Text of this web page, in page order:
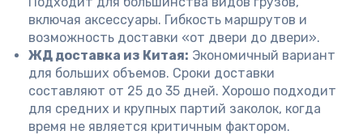
включая аксессуары. Гибкость маршрутов и
возможность доставки «от двери до двери».
ЖД доставка из Китая: Экономичный вариант
для больших объемов. Сроки доставки
составляют от 25 до 35 дней. Хорошо подходит
для средних и крупных партий заколок, когда
время не является критичным фактором.